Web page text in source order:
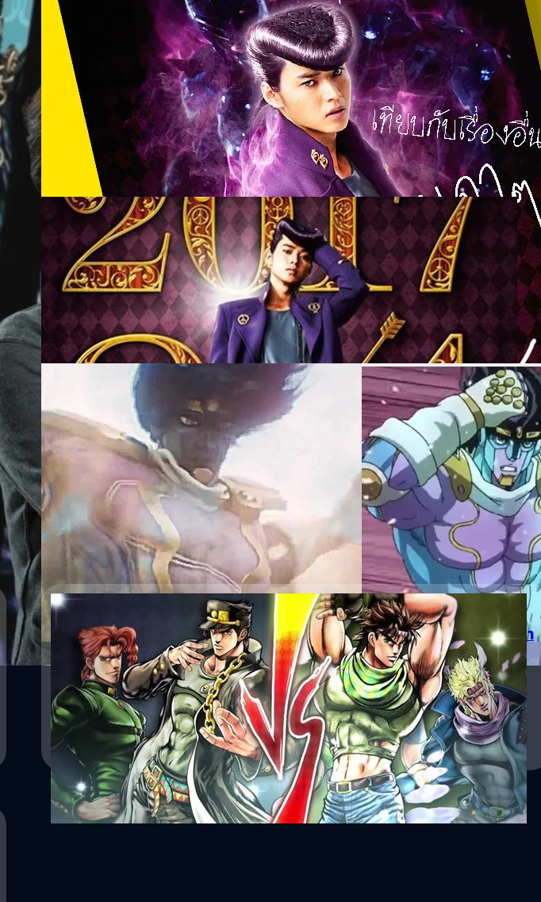
12/09/2017
รวมชื่อหนังเวอร์ชั่นไทย ที่ทำให้ “โจโจ้ โจ๋ซ่าส์” ดูดีขึ้นมาเลย
กระแสดราม่าล่าสุดกับ การตั้งชื่อไทยของหนังจากมังงะชื่อดังอย่าง Jojo ว่า โจโจ้ โจ๋ซ่าส์ ล่าข้ามศตวรรษ ที่
ทำเอาแฟน ๆ หัวร้อนไปฉะในแฟนเพจค่ายหนัง จนลามไปเว็บบอร์ดต่าง ๆ กันทีเดียว แม้ล่าสุดทางค่ายจะออก
มาแถลงขอโทษต่อพฤติกรรมของแอดมินเพจที่ตอบไม่ค่อยดีไปแล้ว จนดูเหมือนเรื่องจะคลี่คลายลงพอสมควร
แต่เชื่อว่าเรื่องชื่อไทยของหนังก็ยังคงคาใจอยู่แน่นอน เราเลยขอรวมชื่อหนังฉบับไทยที่จะทำให้ โจ๋ซ่าส์ฯ ดูเข้า
ท่าขึ้นมาทันใด ให้แฟน ๆ คลายหัวร้อนกัน ดาราดังฉายาน่าจดจำ แต่ไม่ต้องเอามาใส่ทุกเรื่องก็ได้ม้างงง ยิปมัน
แอ๊บแมน ซอมบี้ลูกคนเหล็ก จอมโจรสโนว์ไวท์กับราชินีบานฉ่ำ ยัยตัวร้ายกับโต๊ะผี หนังสยองไม่ต้องเหลือความ
น่ากงน่ากลัวมันละ ดิบก็ผีสุกก็ผี รักแร้ดูดเลือด วิญญาณยังตามติด สยามตายหมอนวด หนังตลกน่าจะยังตลก
ไม่พอสำหรับพี่ ฝ่ามือพิฆาตหม้อหุงข้าว หนีเร็ว แต่ติดหัวเตียง โถ แค่มาเยี่ยม ผู้ชายขายน้ำ สตรีที่โลกแกล้งให้
แพงน้ำตา พยัคฆ์หักเขี้ยวแผนก๋วยเตี๋ยวเหนือเมฆ หนังบู๊โหดระห่ำ ต้องลดความรุ่มร้อนลงนี้ดดด ศึกหม้อไฟ
ซามูไรจิ้มจุ่ม นักบวชฆ่าไม่ต้องบวช เมืองหน้าขน ใครจะโกนให้มันเกลี้ยง ปรสิตเพื่อนรัก นักฆ่าตาชั้นเดียว ผู้
หญิงผมทองฟัดหัวใจโลกตะลึง ฉะ! ระห้ำเมือง ก็อ่านเอาฮา ๆ…
ธนพล น้อยชูชื่น | 3250 days ago
Read More
09/09/2017
โจโจ้ ล่าข้ามศตวรรษ ฉบับภาพยนตร์คนแสดง กำหนดฉายในไทย ตุลาคม นี้
Jojo Diamond Is Unbreakable กำหนดฉายในไทยแล้ว !!
วงศกร ปฐมชัยวัฒน์| 3254 days ago
Read More
ชมคลิปฉากต่อสู้ด้วย “สแตนด์” จากภาพยนตร์ โจโจ้ ล่าข้ามศตวรรษ !!
มาดู โจสุเกะ VS โจทาโร่ จากภาพยนตร์ Jojo Diamond Is Unbreakable
วงศกร ปฐมชัยวัฒน์| 3279 days ago
Read More
21/06/2015
โอร่า โอร่า โจโจ้ ล่าข้ามศตวรรษ จะมาเป็นเกมต่อสู้ 3D บน PS4 โดยผู้สร้าง นา
รูโตะ
ภาคใหม่มาแล้วบน PS4 PS3
วงศกร ปฐมชัยวัฒน์| 4064 days ago
Read More